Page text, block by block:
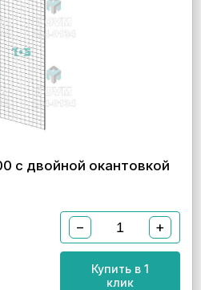
с двойной окантовкой
− +
Купить в 1
клик